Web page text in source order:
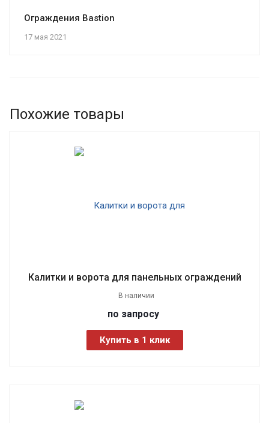
17 мая 2021
Ограждения Bastion
Похожие товары
Калитки и ворота для панельных ограждений
В наличии
по запросу
Купить в 1 клик